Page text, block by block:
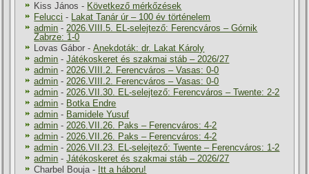
Kiss János - Következő mérkőzések
Felucci - Lakat Tanár úr – 100 év történelem
admin -2026.VIII.5. EL-selejtező: Ferencváros – Górnik
Zabrze: 1-0
Lovas Gábor -Anekdoták: dr. Lakat Károly
admin -Játékoskeret és szakmai stáb – 2026/27
admin -2026.VIII.2. Ferencváros – Vasas: 0-0
admin -2026.VIII.2. Ferencváros – Vasas: 0-0
admin -2026.VII.30. EL-selejtező: Ferencváros – Twente: 2-2
admin - Botka Endre
admin - Bamidele Yusuf
admin -2026.VII.26. Paks – Ferencváros: 4-2
admin -2026.VII.26. Paks – Ferencváros: 4-2
admin -2026.VII.23. EL-selejtező: Twente – Ferencváros: 1-2
admin -Játékoskeret és szakmai stáb – 2026/27
Charbel Bouja- Itt a háboru!